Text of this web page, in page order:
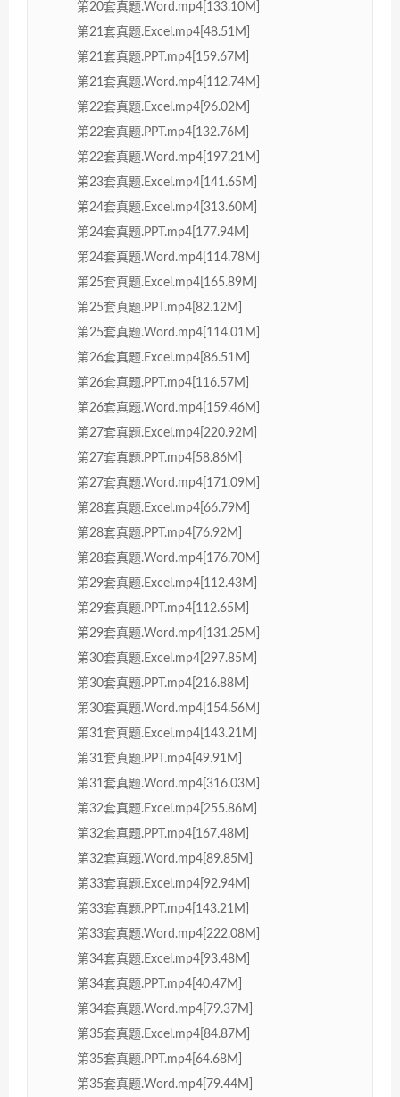
第20套真题.Word.mp4[133.10M]
第21套真题.Excel.mp4[48.51M]
第21套真题.PPT.mp4[159.67M]
第21套真题.Word.mp4[112.74M]
第22套真题.Excel.mp4[96.02M]
第22套真题.PPT.mp4[132.76M]
第22套真题.Word.mp4[197.21M]
第23套真题.Excel.mp4[141.65M]
第24套真题.Excel.mp4[313.60M]
第24套真题.PPT.mp4[177.94M]
第24套真题.Word.mp4[114.78M]
第25套真题.Excel.mp4[165.89M]
第25套真题.PPT.mp4[82.12M]
第25套真题.Word.mp4[114.01M]
第26套真题.Excel.mp4[86.51M]
第26套真题.PPT.mp4[116.57M]
第26套真题.Word.mp4[159.46M]
第27套真题.Excel.mp4[220.92M]
第27套真题.PPT.mp4[58.86M]
第27套真题.Word.mp4[171.09M]
第28套真题.Excel.mp4[66.79M]
第28套真题.PPT.mp4[76.92M]
第28套真题.Word.mp4[176.70M]
第29套真题.Excel.mp4[112.43M]
第29套真题.PPT.mp4[112.65M]
第29套真题.Word.mp4[131.25M]
第30套真题.Excel.mp4[297.85M]
第30套真题.PPT.mp4[216.88M]
第30套真题.Word.mp4[154.56M]
第31套真题.Excel.mp4[143.21M]
第31套真题.PPT.mp4[49.91M]
第31套真题.Word.mp4[316.03M]
第32套真题.Excel.mp4[255.86M]
第32套真题.PPT.mp4[167.48M]
第32套真题.Word.mp4[89.85M]
第33套真题.Excel.mp4[92.94M]
第33套真题.PPT.mp4[143.21M]
第33套真题.Word.mp4[222.08M]
第34套真题.Excel.mp4[93.48M]
第34套真题.PPT.mp4[40.47M]
第34套真题.Word.mp4[79.37M]
第35套真题.Excel.mp4[84.87M]
第35套真题.PPT.mp4[64.68M]
第35套真题.Word.mp4[79.44M]